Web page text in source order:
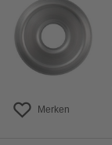
Merken